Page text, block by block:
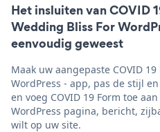
Het insluiten van COVID
Wedding Bliss For
eenvoudig geweest
Maak uw aangepaste COVID
WordPress - app, pas de stijl
en voeg COVID 19 Form toe
WordPress pagina, bericht,
wilt op uw site.